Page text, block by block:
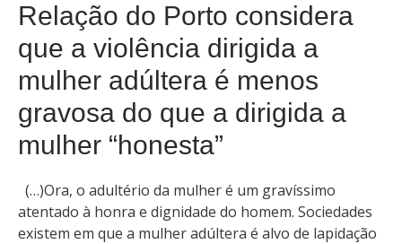
Relação do Porto considera
que a violência dirigida a
mulher adúltera é menos
gravosa do que a dirigida a
mulher “honesta”
(…)Ora, o adultério da mulher é um gravíssimo
atentado à honra e dignidade do homem. Sociedades
existem em que a mulher adúltera é alvo de lapidação